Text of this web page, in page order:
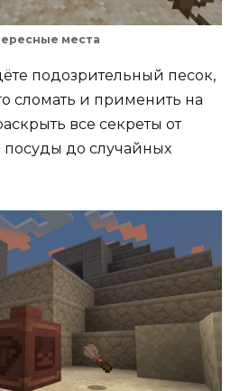
места
подозрительный песок,
сломать и применить на
все секреты от
посуды до случайных